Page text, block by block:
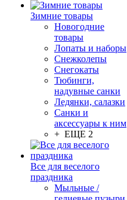
Зимние товары
Новогодние
товары
Лопаты и наборы
Снежколепы
Снегокаты
Тюбинги,
надувные санки
Ледянки, салазки
Санки и
аксессуары к ним
+ ЕЩЕ 2
Все для веселого
праздника
Мыльные /